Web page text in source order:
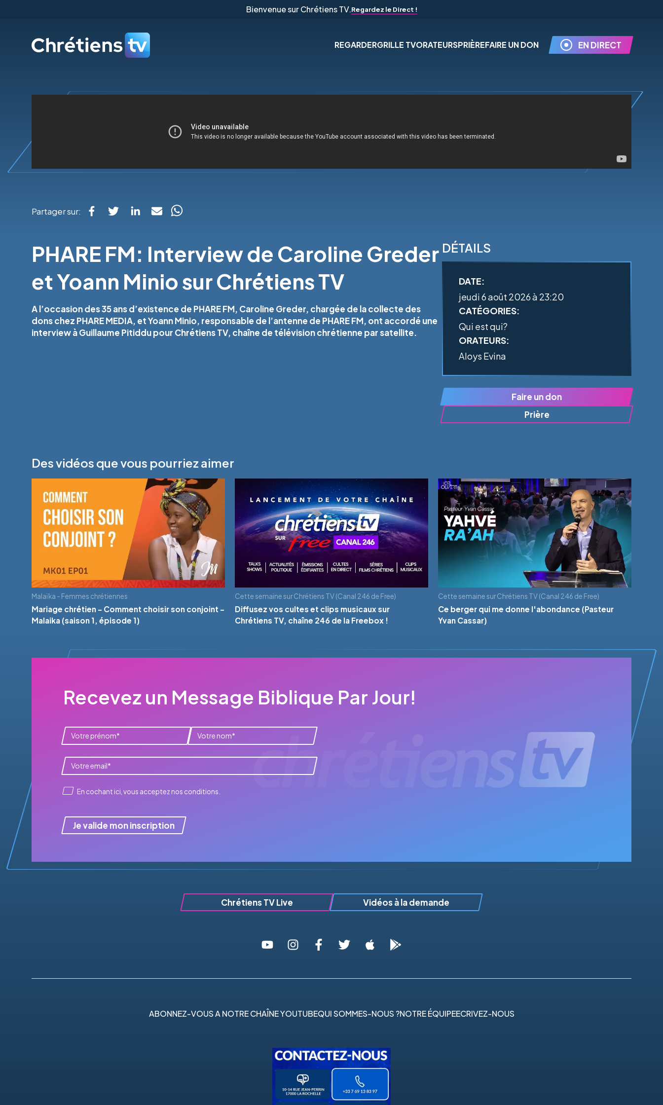
Bienvenue sur Chrétiens TV.Regardez le Direct !
REGARDERGRILLE TVORATEURSPRIÈREFAIRE UN DON EN DIRECT
Partager sur:
PHARE FM: Interview de Caroline Greder
et Yoann Minio sur Chrétiens TV
A l’occasion des 35 ans d’existence de PHARE FM, Caroline Greder, chargée de la collecte des
dons chez PHARE MEDIA, et Yoann Minio, responsable de l’antenne de PHARE FM, ont accordé une
interview à Guillaume Pitiddu pour Chrétiens TV, chaîne de télévision chrétienne par satellite.
DÉTAILS
DATE:
jeudi 6 août 2026 à 23:20
CATÉGORIES:
Qui est qui?
ORATEURS:
Aloys Evina
Faire un don
Prière
Des vidéos que vous pourriez aimer
Malaïka - Femmes chrétiennes
Mariage chrétien - Comment choisir son conjoint -
Malaika (saison 1, épisode 1)
Cette semaine sur Chrétiens TV (Canal 246 de Free)
Diffusez vos cultes et clips musicaux sur
Chrétiens TV, chaîne 246 de la Freebox !
Cette semaine sur Chrétiens TV (Canal 246 de Free)
Ce berger qui me donne l'abondance (Pasteur
Yvan Cassar)
Recevez un Message Biblique Par Jour!
En cochant ici, vous acceptez nos conditions
Je valide mon inscription
Chrétiens TV Live Vidéos à la demande
ABONNEZ-VOUS A NOTRE CHAÎNE YOUTUBEQUI SOMMES-NOUS ?NOTRE ÉQUIPEECRIVEZ-NOUS